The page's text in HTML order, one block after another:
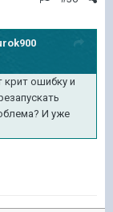
крит ошибку и
И уже